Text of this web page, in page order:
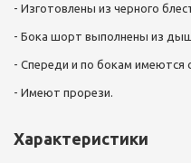
- Изготовлены из черного
- Бока шорт выполнены из
- Спереди и по бокам
- Имеют прорези.
Характеристики